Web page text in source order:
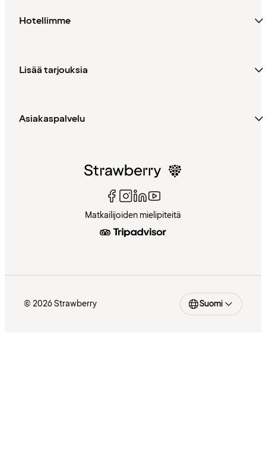
Hotellimme
Lisää tarjouksia
Asiakaspalvelu
Matkailijoiden mielipiteitä
© 2026 Strawberry Suomi